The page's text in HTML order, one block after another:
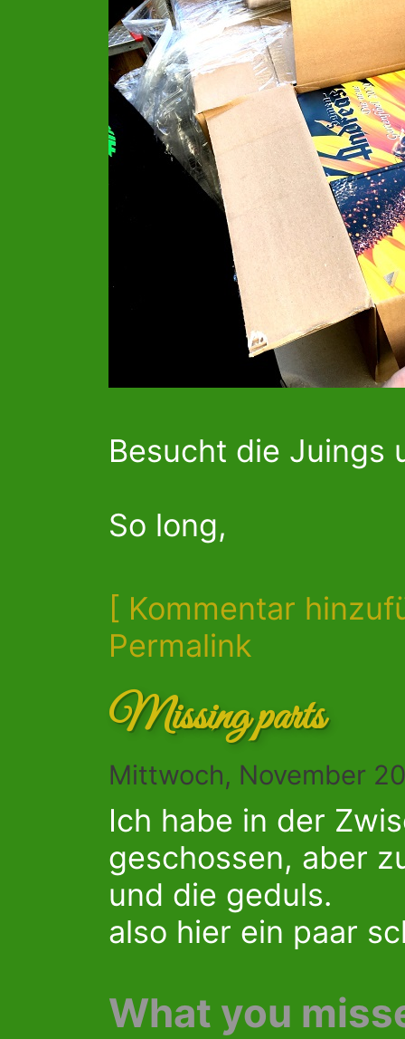
Besucht die Juings
So long,
[ Kommentar
Permalink
Missing parts
Mittwoch, November
Ich habe in der
geschossen, aber
und die geduls.
also hier ein paar
What you